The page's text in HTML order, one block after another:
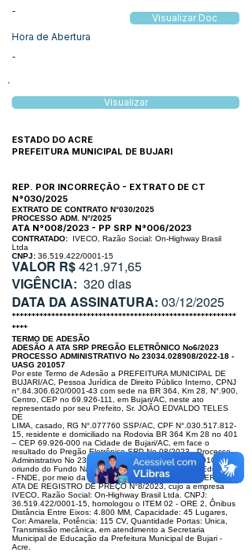
-
Hora de Abertura
-
Visualizar Doc
Visualizar
ESTADO DO ACRE
PREFEITURA MUNICIPAL DE BUJARI
REP. POR INCORREÇÃO - EXTRATO DE CT
N°030/2025
EXTRATO DE CONTRATO N°030/2025
PROCESSO ADM. N°/2025
ATA N°008/2023 - PP SRP N°006/2023
CONTRATADO: IVECO, Razão Social: On-Highway Brasil
Ltda
CNPJ: 36.519.422/0001-15
VALOR R$421.971,65
VIGÊNCIA: 320 dias
DATA DA ASSINATURA: 03/12/2025
*********************************************************
****
TERMO DE ADESÃO
ADESÃO A ATA SRP PREGÃO ELETRÔNICO No6/2023
PROCESSO ADMINISTRATIVO No 23034.028908/2022-18 -
UASG 201057
Por este Termo de Adesão a PREFEITURA MUNICIPAL DE
BUJARI/AC, Pessoa Jurídica de Direito Público Interno, CPNJ
n°.84.306.620/0001-43 com sede na BR 364, Km 28, N°.900,
Centro, CEP no 69.926-111 , em Bujari/AC, neste ato
representado por seu Prefeito, Sr. JOÃO EDVALDO TELES
DE
LIMA, casado, RG N°.077760 SSP/AC, CPF N°.030.517.812-
15, residente e domiciliado na Rodovia BR 364 Km 28 no 401
– CEP 69.926-000 na Cidade de Bujari/AC, em face o
resultado do Pregão Eletrônico SRP No 08/2023 –Processo
Administrativo No 23034.028908
/2022-18 - UASG 201057,
oriundo do Fundo Nacional de Desenvolvimento da Educação
- FNDE, por meio da Central de Compras, resolve ADERIR a
ATA DE REGISTRO DE PREÇON°8/2023, cujo a empresa
IVECO, Razão Social: On-Highway Brasil Ltda. CNPJ:
36.519.422/0001-15, homologou o ITEM 02 - ORE 2, Ônibus
Distância Entre Eixos: 4.800 MM, Capacidade: 45 Lugares,
Cor: Amarela, Potência: 115 CV, Quantidade Portas: Única,
Transmissão mecânica, em atendimento a Secretaria
Municipal de Educação da Prefeitura Municipal de Bujari -
Acre.